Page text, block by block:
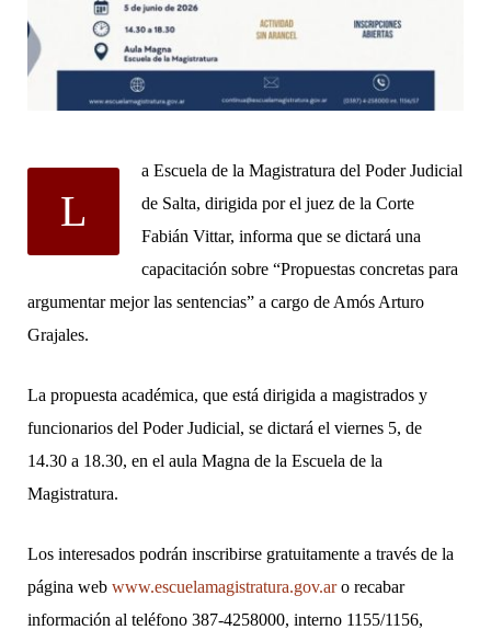
L
a Escuela de la Magistratura del Poder Judicial
de Salta, dirigida por el juez de la Corte
Fabián Vittar, informa que se dictará una
capacitación sobre “Propuestas concretas para
argumentar mejor las sentencias” a cargo de Amós Arturo
Grajales.
La propuesta académica, que está dirigida a magistrados y
funcionarios del Poder Judicial, se dictará el viernes 5, de
14.30 a 18.30, en el aula Magna de la Escuela de la
Magistratura.
Los interesados podrán inscribirse gratuitamente a través de la
página web www.escuelamagistratura.gov.aro recabar
información al teléfono 387-4258000, interno 1155/1156,